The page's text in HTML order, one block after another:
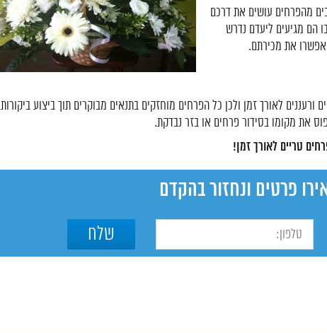
מהפרחים עושים את דרכם
הם מגיעים ליעדם נדרש
את מכירתם.
לאורך זמן ולכן כל הפרחים מוחזקים בתנאים מבוקרים תוך ביצוע ביקורות
את מקומו בסידור פרחים או בזר נבדקת.
טריים לאורך זמן!
פרטים ונחזור בהקדם